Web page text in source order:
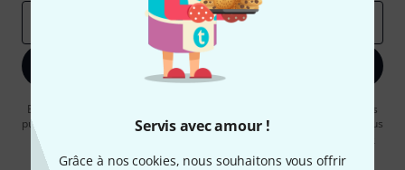
Servis avec amour !
Grâce à nos cookies, nous souhaitons vous offrir
S'inscrire maintenant
En cliquant sur "S'inscrire maintenant", vous acceptez de recevoir des
publicités par e-mail. La désinscription est possible à tout moment. Vous
pouvez trouver plus d'informations à ce sujet dans notre
.